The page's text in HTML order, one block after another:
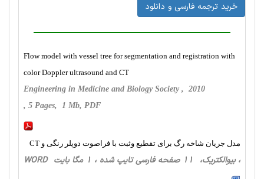
خرید ترجمه فارسی و دانلود
Flow model with vessel tree for segmentation and registration with
color Doppler ultrasound and CT
Engineering in Medicine and Biology Society , 2010
, 5 Pages, 1 Mb, PDF
مدل جریان شاخه رگ برای تقطیع وثبت با فراصوت دوپلر رنگی و CT
، بیوالکتریک، 11 صفحه فارسی تایپ شده ، 1 مگا بایت WORD